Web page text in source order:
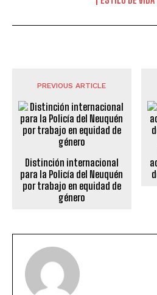
PREVIOUS ARTICLE
Distinción internacional
para la Policía del Neuquén
por trabajo en equidad de
género